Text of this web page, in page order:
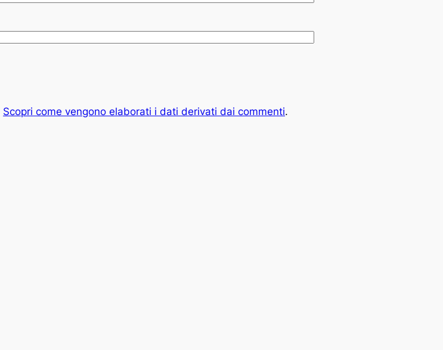
Scopri come vengono elaborati i dati derivati dai commenti.